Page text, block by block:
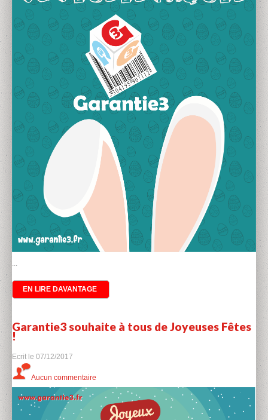
EN LIRE DAVANTAGE
Garantie3 souhaite à tous de Joyeuses Fêtes
!
Ecrit le 07/12/2017
Aucun commentaire